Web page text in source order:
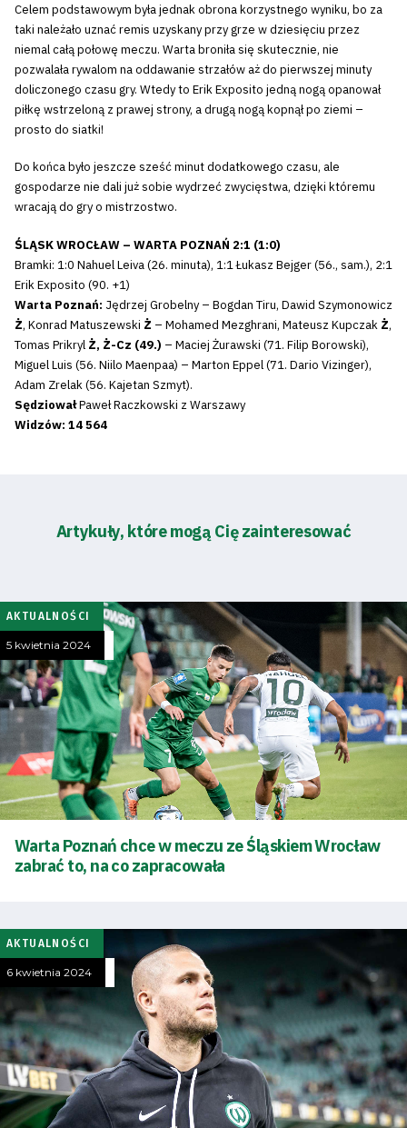
Tryb
oszczędności
energii
Dostępność
SEARCH
Search Button
Klub
Tabela
i
terminarz
Bilety
Celem podstawowym była jednak obrona korzystnego wyniku, bo za
taki należało uznać remis uzyskany przy grze w dziesięciu przez
niemal całą połowę meczu. Warta broniła się skutecznie, nie
pozwalała rywalom na oddawanie strzałów aż do pierwszej minuty
doliczonego czasu gry. Wtedy to Erik Exposito jedną nogą opanował
piłkę wstrzeloną z prawej strony, a drugą nogą kopnął po ziemi –
prosto do siatki!
Do końca było jeszcze sześć minut dodatkowego czasu, ale
gospodarze nie dali już sobie wydrzeć zwycięstwa, dzięki któremu
wracają do gry o mistrzostwo.
ŚLĄSK WROCŁAW – WARTA POZNAŃ 2:1 (1:0)
Bramki: 1:0 Nahuel Leiva (26. minuta), 1:1 Łukasz Bejger (56., sam.), 2:1
Erik Exposito (90. +1)
Warta Poznań: Jędrzej Grobelny – Bogdan Tiru, Dawid Szymonowicz
Ż, Konrad Matuszewski Ż – Mohamed Mezghrani, Mateusz Kupczak Ż,
Tomas Prikryl Ż, Ż-Cz (49.) – Maciej Żurawski (71. Filip Borowski),
Miguel Luis (56. Niilo Maenpaa) – Marton Eppel (71. Dario Vizinger),
Adam Zrelak (56. Kajetan Szmyt).
SędziowałPaweł Raczkowski z Warszawy
Widzów: 14 564
Artykuły, które mogą Cię zainteresować
AKTUALNOŚCI
5 kwietnia 2024
Warta Poznań chce w meczu ze Śląskiem Wrocław
zabrać to, na co zapracowała
AKTUALNOŚCI
6 kwietnia 2024